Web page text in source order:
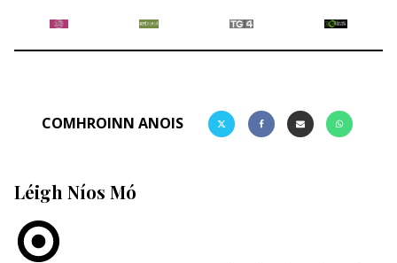
COMHROINN ANOIS
Léigh Níos Mó